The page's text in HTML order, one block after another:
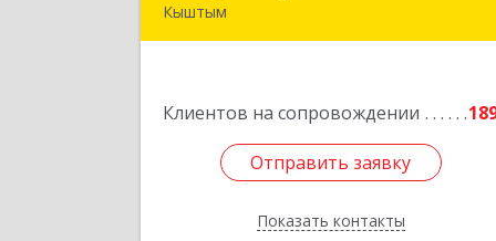
Кыштым
Клиентов на сопровождении
Отправить заявку
Показать контакты
Отправить заявку
Назад